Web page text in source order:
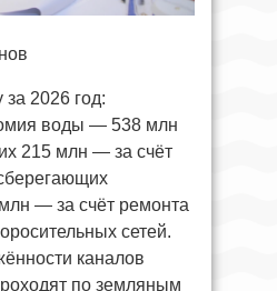
за 2026 год:
воды — 538 млн
215 млн — за счёт
— за счёт ремонта
сетей.
каналов
по земляным